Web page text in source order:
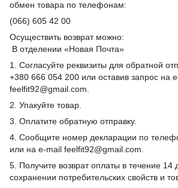
обмен товара по телефонам:
(066) 605 42 00
Осуществить возврат можно:
В отделении «Новая Почта»
1. Согласуйте реквизиты для обратной
+380 666 054 200 или оставив запрос на
feelfit92@gmail.com.
2. Упакуйте товар.
3. Оплатите обратную отправку.
4. Сообщите номер декларации по
или на e-mail feelfit92@gmail.com.
5. Получите возврат оплаты в течение 14
сохранении потребительских свойств и